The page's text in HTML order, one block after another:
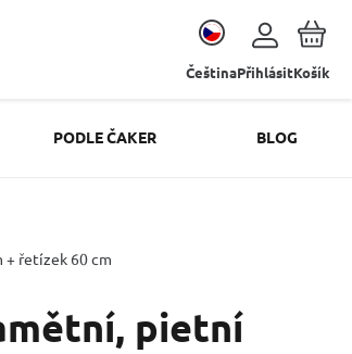
ČeštinaPřihlásitKošík
PODLE ČAKER BLOG
+ řetízek 60 cm
pietní